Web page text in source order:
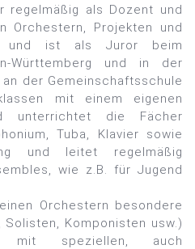
regelmäßig als Dozent und
Orchestern, Projekten und
und ist als Juror beim
Württemberg und in der
der Gemeinschaftsschule
mit einem eigenen
unterrichtet die Fächer
Tuba, Klavier sowie
und leitet regelmäßig
wie z.B. für Jugend
Orchestern besondere
Komponisten usw.)
mit speziellen, auch